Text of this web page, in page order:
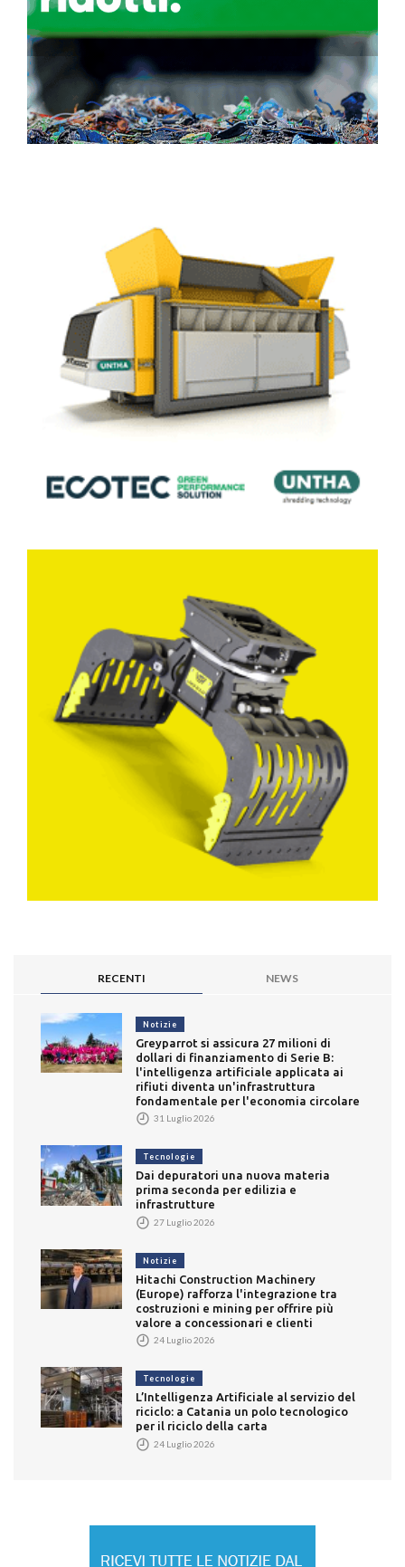
RECENTI NEWS
Notizie
Greyparrot si assicura 27 milioni di
dollari di finanziamento di Serie B:
l'intelligenza artificiale applicata ai
rifiuti diventa un'infrastruttura
fondamentale per l'economia circolare
31 Luglio 2026
Tecnologie
Dai depuratori una nuova materia
prima seconda per edilizia e
infrastrutture
27 Luglio 2026
Notizie
Hitachi Construction Machinery
(Europe) rafforza l'integrazione tra
costruzioni e mining per offrire più
valore a concessionari e clienti
24 Luglio 2026
Tecnologie
L’Intelligenza Artificiale al servizio del
riciclo: a Catania un polo tecnologico
per il riciclo della carta
24 Luglio 2026